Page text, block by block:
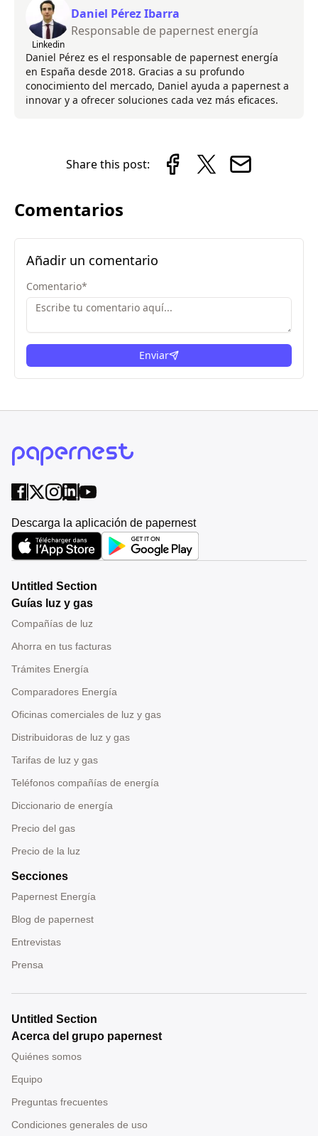
Linkedin
Daniel Pérez Ibarra
Responsable de papernest energía
Daniel Pérez es el responsable de papernest energía
en España desde 2018. Gracias a su profundo
conocimiento del mercado, Daniel ayuda a papernest a
innovar y a ofrecer soluciones cada vez más eficaces.
Share this post:
Comentarios
Añadir un comentario
Comentario*
Enviar
Descarga la aplicación de papernest
Untitled Section
Guías luz y gas
Compañías de luz
Ahorra en tus facturas
Trámites Energía
Comparadores Energía
Oficinas comerciales de luz y gas
Distribuidoras de luz y gas
Tarifas de luz y gas
Teléfonos compañías de energía
Diccionario de energía
Precio del gas
Precio de la luz
Secciones
Papernest Energía
Blog de papernest
Entrevistas
Prensa
Untitled Section
Acerca del grupo papernest
Quiénes somos
Equipo
Preguntas frecuentes
Condiciones generales de uso